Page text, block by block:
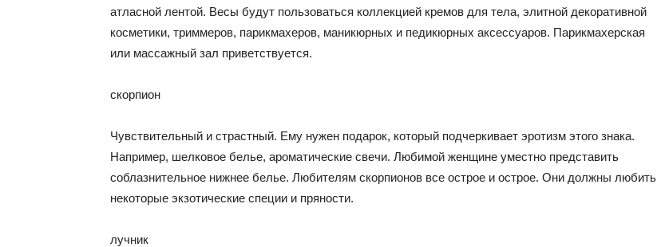
атласной лентой. Весы будут пользоваться коллекцией кремов для тела, элитной декоративной
косметики, триммеров, парикмахеров, маникюрных и педикюрных аксессуаров. Парикмахерская
или массажный зал приветствуется.
скорпион
Чувствительный и страстный. Ему нужен подарок, который подчеркивает эротизм этого знака.
Например, шелковое белье, ароматические свечи. Любимой женщине уместно представить
соблазнительное нижнее белье. Любителям скорпионов все острое и острое. Они должны любить
некоторые экзотические специи и пряности.
лучник